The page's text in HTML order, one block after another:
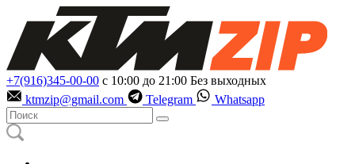
+7(916)345-00-00 с 10:00 до 21:00 Без выходных
ktmzip@gmail.com
Telegram Whatsapp